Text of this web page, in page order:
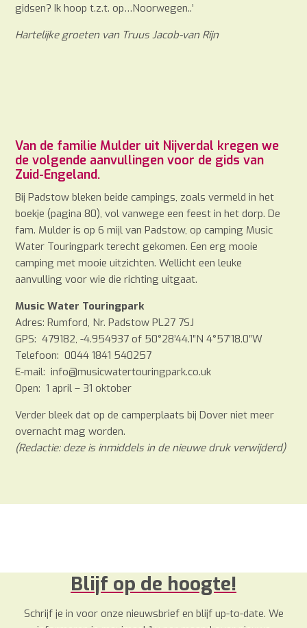
gidsen? Ik hoop t.z.t. op…Noorwegen..’
Hartelijke groeten van Truus Jacob-van Rijn
Van de familie Mulder uit Nijverdal kregen we
de volgende aanvullingen voor de gids van
Zuid-Engeland.
Bij Padstow bleken beide campings, zoals vermeld in het
boekje (pagina 80), vol vanwege een feest in het dorp. De
fam. Mulder is op 6 mijl van Padstow, op camping Music
Water Touringpark terecht gekomen. Een erg mooie
camping met mooie uitzichten. Wellicht een leuke
aanvulling voor wie die richting uitgaat.
Music Water Touringpark
Adres: Rumford, Nr. Padstow PL27 7SJ
GPS: 479182, -4.954937 of 50°28’44.1″N 4°57’18.0″W
Telefoon: 0044 1841 540257
E-mail: info@musicwatertouringpark.co.uk
Open: 1 april – 31 oktober
Verder bleek dat op de camperplaats bij Dover niet meer
overnacht mag worden.
(Redactie: deze is inmiddels in de nieuwe druk verwijderd)
Blijf op de hoogte!
Schrijf je in voor onze nieuwsbrief en blijf up-to-date. We